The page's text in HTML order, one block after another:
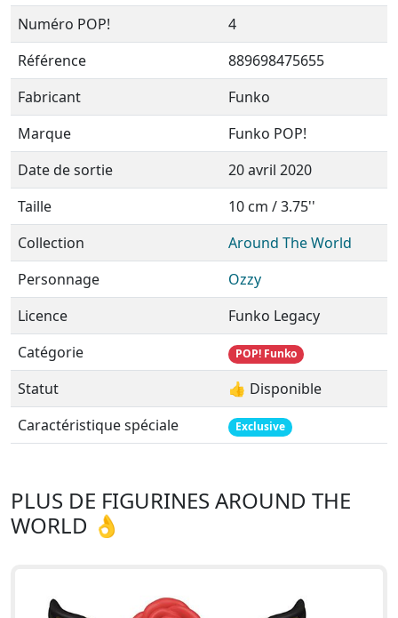
Numéro POP!
4
Référence
889698475655
Fabricant
Funko
Marque
Funko POP!
Date de sortie
20 avril 2020
Taille
10 cm / 3.75''
Collection
Around The World
Personnage
Ozzy
Licence
Funko Legacy
Catégorie
POP! Funko
Statut
👍 Disponible
Caractéristique spéciale
Exclusive
PLUS DE FIGURINES AROUND THE
WORLD 👌